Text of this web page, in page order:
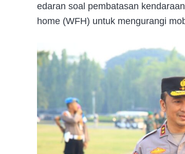
edaran soal pembatasan
home (WFH) untuk mengurangi